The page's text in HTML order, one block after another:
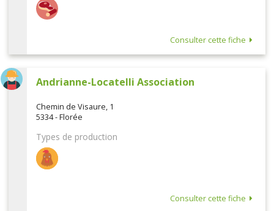
Consulter cette fiche
Andrianne-Locatelli Association
Chemin de Visaure, 1
5334 - Florée
Types de production
Consulter cette fiche